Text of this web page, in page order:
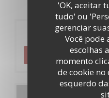
'OK, aceitar
tudo' ou
gerenciar
Você pode
escolhas
momento
de cookie
esquerdo